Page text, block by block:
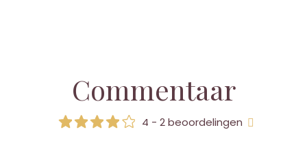
Commentaar
4 - 2 beoordelingen